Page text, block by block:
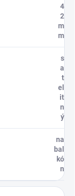
4
2
m
m
s
a
t
el
it
n
ý
na
bal
kó
n